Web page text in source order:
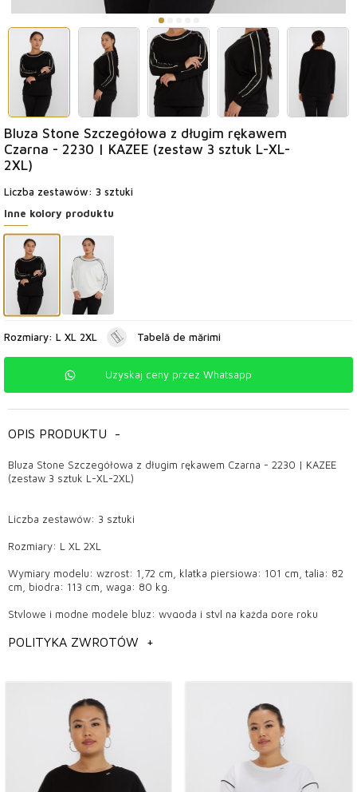
Bluza Stone Szczegółowa z długim rękawem
Czarna - 2230 | KAZEE (zestaw 3 sztuk L-XL-
2XL)
Liczba zestawów: 3 sztuki
Inne kolory produktu
Rozmiary: L XL 2XL Tabelă de mărimi
Uzyskaj ceny przez Whatsapp
OPIS PRODUKTU -
Bluza Stone Szczegółowa z długim rękawem Czarna - 2230 | KAZEE
(zestaw 3 sztuk L-XL-2XL)
Liczba zestawów: 3 sztuki
Rozmiary: L XL 2XL
Wymiary modelu: wzrost: 1,72 cm, klatka piersiowa: 101 cm, talia: 82
cm, biodra: 113 cm, waga: 80 kg.
Stylowe i modne modele bluz: wygoda i styl na każdą porę roku
Jako jeden z niezastąpionych elementów garderoby, bluza oferuje
szafach osób reprezentujących wszelkie style. Bluzy, które są
wygodę i styl, który można nosić w każdym otoczeniu.
Dlaczego bluzy powinny być preferowane?
Modele bluz wykonane z wysokiej jakości tkanin oferują zarówno
elegancję, jak i wygodę. Modele te, należące do najlepiej
POLITYKA ZWROTÓW +